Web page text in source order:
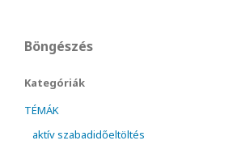
Böngészés
Kategóriák
TÉMÁK
aktív szabadidőeltöltés